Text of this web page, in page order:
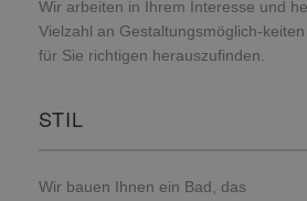
Wir arbeiten in Ihrem Interesse und
Vielzahl an Gestaltungsmöglich-
für Sie richtigen herauszufinden.
STIL
Wir bauen Ihnen ein Bad, das